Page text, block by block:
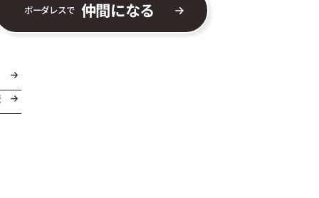
ボーダレスで 仲間になる